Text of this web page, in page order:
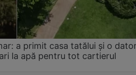
a primit casa tatălui și o
la apă pentru tot cartierul